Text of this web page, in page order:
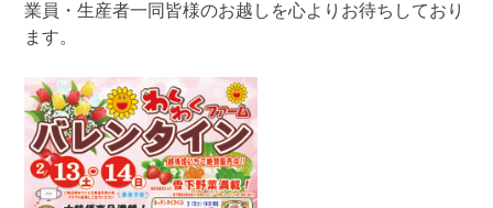
業員・生産者一同皆様のお越しを心よりお待ちしており
ます。